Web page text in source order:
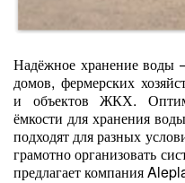
Надёжное хранение воды
домов, фермерских
и объектов ЖКХ.
ёмкости для хранения
подходят для разных
грамотно организовать
предлагает компания